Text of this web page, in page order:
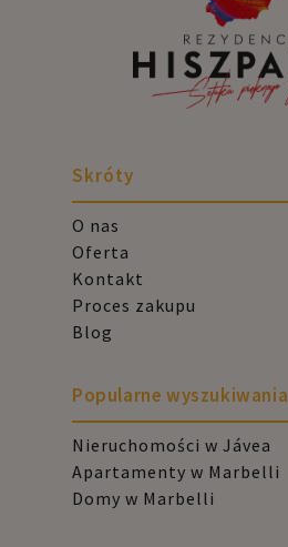
Skróty
O nas
Oferta
Kontakt
Proces zakupu
Blog
Popularne wyszukiwania
Nieruchomości w Jávea
Apartamenty w Marbelli
Domy w Marbelli